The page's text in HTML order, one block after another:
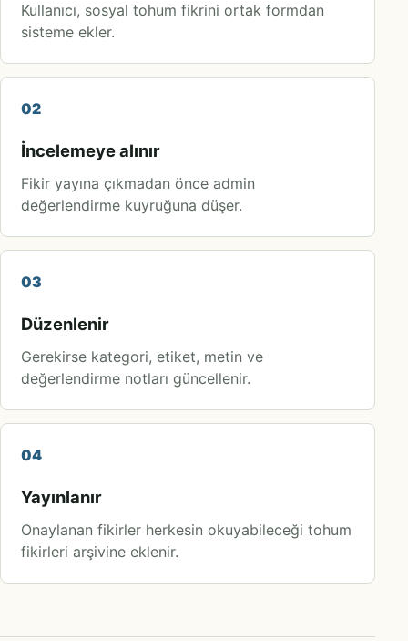
Kullanıcı, sosyal tohum fikrini ortak formdan
sisteme ekler.
02
İncelemeye alınır
Fikir yayına çıkmadan önce admin
değerlendirme kuyruğuna düşer.
03
Düzenlenir
Gerekirse kategori, etiket, metin ve
değerlendirme notları güncellenir.
04
Yayınlanır
Onaylanan fikirler herkesin okuyabileceği tohum
fikirleri arşivine eklenir.